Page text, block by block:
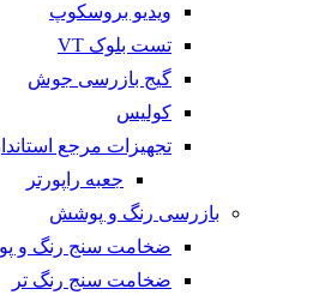
ویدیو بروسکوپ
تست بلوک VT
گیج بازرسی جوش
کولیس
تجهیزات مرجع
جعبه راپورتر
بازرسی رنگ و پوشش
ضخامت سنج رنگ و
ضخامت سنج رنگ تر